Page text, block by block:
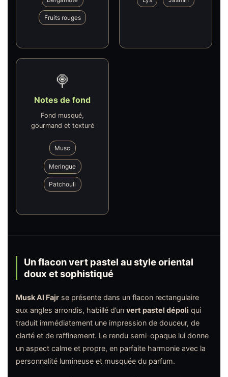
Fruits rouges
🍭
Notes de fond
Fond musqué,
gourmand et texturé
Musc
Meringue
Patchouli
Un flacon vert pastel au style oriental
doux et sophistiqué
Musk Al Fajr se présente dans un flacon rectangulaire
aux angles arrondis, habillé d’un vert pastel dépoli qui
traduit immédiatement une impression de douceur, de
clarté et de raffinement. Le rendu semi-opaque lui donne
un aspect calme et propre, en parfaite harmonie avec la
personnalité lumineuse et musquée du parfum.